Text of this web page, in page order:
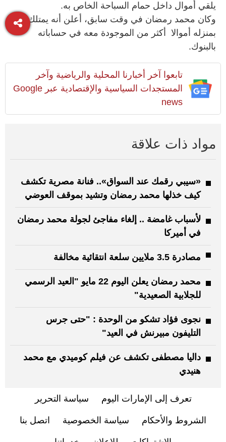
يلقي أموال داخل حمام السباحة الخاص به.
وكان محمد رمضان في وقت سابق، أعلن أنه يمتلك
بمنزله أموالا أكثر من الموجودة معه في حساباته
بالبنوك.
تابعوا آخر أخبارنا المحلية والرياضية وآخر
المستجدات السياسية والإقتصادية عبر Google
news
مواد ذات علاقة
«سيبي رقمك عند السواق».. فنانة مصرية تكشف
كيف خذلها محمد رمضان وتشيد بموقف العوضي
لأسباب غامضة .. إلغاء مفاجئ لجولة محمد رمضان
في أميركا
مصادرة 3.5 ملايين سلعة انتقائية مخالفة
محمد رمضان يعلن اليوم 22 مايو "العيد الرسمي
للجلابية الصعيدية"
نجوى فؤاد تشكو من الوحدة : "حتى جرس
التليفون مبيرنش في العيد"
داليا مصطفى تكشف عن فيلم كوميدي مع محمد
هنيدي
تعرف إلى الإمارات اليوم سياسة التحرير
الشروط والأحكام سياسة الخصوصية اتصل بنا